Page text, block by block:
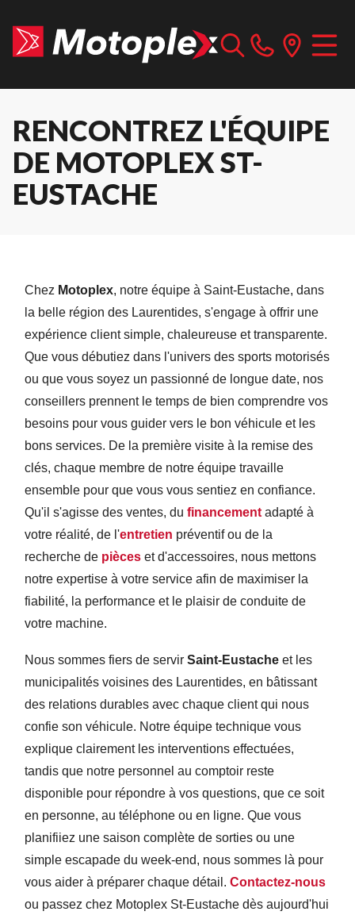
RENCONTREZ L'ÉQUIPE
DE MOTOPLEX ST-
EUSTACHE
Chez Motoplex, notre équipe à Saint-Eustache, dans
la belle région des Laurentides, s'engage à offrir une
expérience client simple, chaleureuse et transparente.
Que vous débutiez dans l'univers des sports motorisés
ou que vous soyez un passionné de longue date, nos
conseillers prennent le temps de bien comprendre vos
besoins pour vous guider vers le bon véhicule et les
bons services. De la première visite à la remise des
clés, chaque membre de notre équipe travaille
ensemble pour que vous vous sentiez en confiance.
Qu'il s'agisse des ventes, du financement adapté à
votre réalité, de l'entretien préventif ou de la
recherche de pièces et d'accessoires, nous mettons
notre expertise à votre service afin de maximiser la
fiabilité, la performance et le plaisir de conduite de
votre machine.
Nous sommes fiers de servir Saint-Eustache et les
municipalités voisines des Laurentides, en bâtissant
des relations durables avec chaque client qui nous
confie son véhicule. Notre équipe technique vous
explique clairement les interventions effectuées,
tandis que notre personnel au comptoir reste
disponible pour répondre à vos questions, que ce soit
en personne, au téléphone ou en ligne. Que vous
planifiiez une saison complète de sorties ou une
simple escapade du week-end, nous sommes là pour
vous aider à préparer chaque détail. Contactez-nous
ou passez chez Motoplex St-Eustache dès aujourd'hui